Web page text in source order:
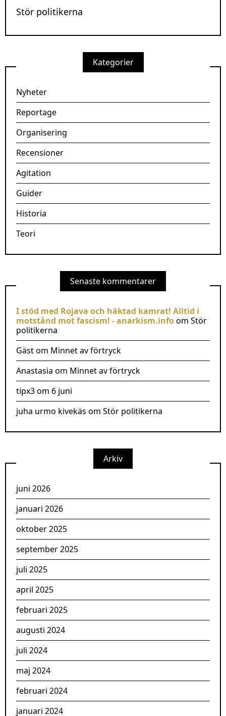
Stör politikerna
Kategorier
Nyheter
Reportage
Organisering
Recensioner
Agitation
Guider
Historia
Teori
Senaste kommentarer
I stöd med Rojava och häktad kamrat! Alltid i
motstånd mot fascism! - anarkism.infoom Stör
politikerna
Gästom Minnet av förtryck
Anastasia om Minnet av förtryck
tipx3om 6 juni
juha urmo kivekäs om Stör politikerna
Arkiv
juni 2026
januari 2026
oktober 2025
september 2025
juli 2025
april 2025
februari 2025
augusti 2024
juli 2024
maj 2024
februari 2024
januari 2024